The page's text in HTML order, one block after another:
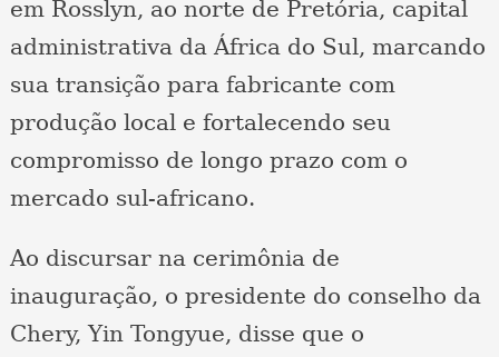
em Rosslyn, ao norte de Pretória, capital
administrativa da África do Sul, marcando
sua transição para fabricante com
produção local e fortalecendo seu
compromisso de longo prazo com o
mercado sul-africano.
Ao discursar na cerimônia de
inauguração, o presidente do conselho da
Chery, Yin Tongyue, disse que o